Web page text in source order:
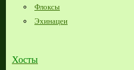
Флоксы
Эхинацеи
Хосты